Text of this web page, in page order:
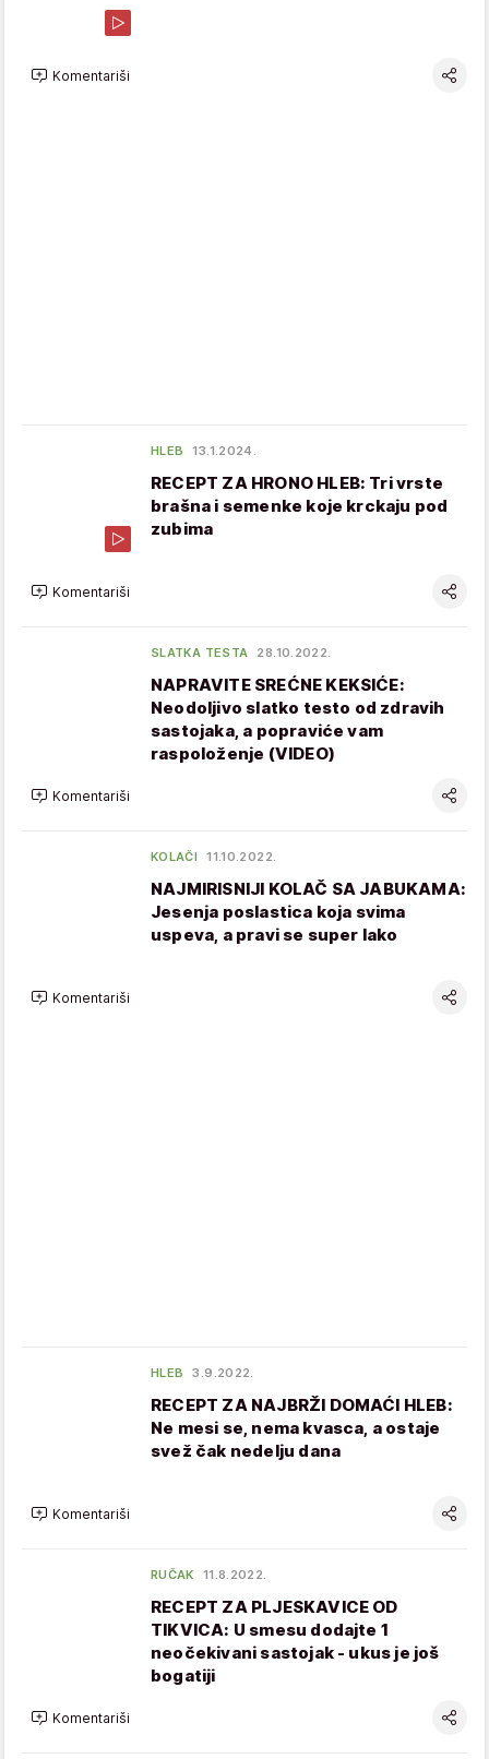
Komentariši
HLEB 13.1.2024.
RECEPT ZA HRONO HLEB: Tri vrste
brašna i semenke koje krckaju pod
zubima
Komentariši
SLATKA TESTA 28.10.2022.
NAPRAVITE SREĆNE KEKSIĆE:
Neodoljivo slatko testo od zdravih
sastojaka, a popraviće vam
raspoloženje (VIDEO)
Komentariši
KOLAČI 11.10.2022.
NAJMIRISNIJI KOLAČ SA JABUKAMA:
Jesenja poslastica koja svima
uspeva, a pravi se super lako
Komentariši
HLEB 3.9.2022.
RECEPT ZA NAJBRŽI DOMAĆI HLEB:
Ne mesi se, nema kvasca, a ostaje
svež čak nedelju dana
Komentariši
RUČAK 11.8.2022.
RECEPT ZA PLJESKAVICE OD
TIKVICA: U smesu dodajte 1
neočekivani sastojak - ukus je još
bogatiji
Komentariši